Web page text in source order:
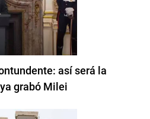
así será la
grabó Milei